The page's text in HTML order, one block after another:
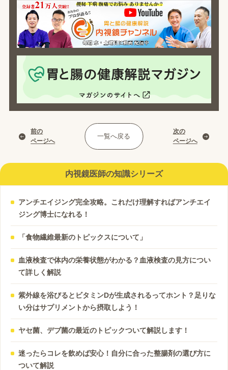
次の
ページへ
一覧へ戻る
前の
ページへ
内視鏡医師の知識シリーズ
アンチエイジング完全攻略。これだけ理解すればアンチエイ
ジング博士になれる！
「食物繊維最新のトピックスについて」
血液検査で体内の栄養状態がわかる？血液検査の見方につい
て詳しく解説
紫外線を浴びるとビタミンDが生成されるってホント？足りな
い分はサプリメントから摂取しよう！
ヤセ菌、デブ菌の最近のトピックついて解説します！
迷ったらコレを飲めば安心！自分に合った整腸剤の選び方に
ついて解説